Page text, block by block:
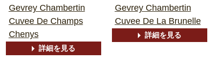
Gevrey Chambertin
Cuvee De Champs
Chenys
詳細を見る
Gevrey Chambertin
Cuvee De La Brunelle
詳細を見る